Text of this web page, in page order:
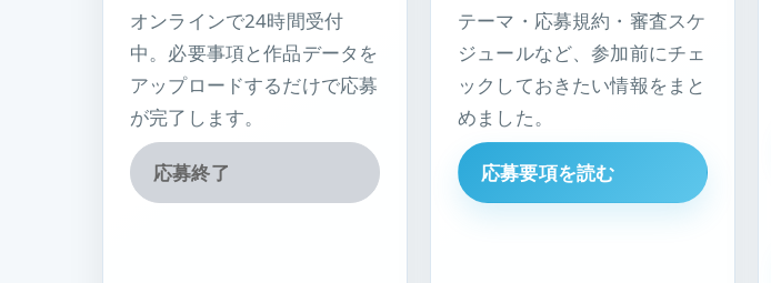
オンラインで24時間受付
中。必要事項と作品データを
アップロードするだけで応募
が完了します。
応募終了
テーマ・応募規約・審査スケ
ジュールなど、参加前にチェ
ックしておきたい情報をまと
めました。
応募要項を読む